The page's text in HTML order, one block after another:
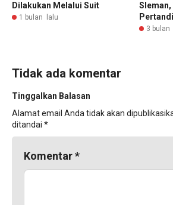
Dilakukan Melalui Suit
1 bulan lalu
3 bulan
Tidak ada komentar
Tinggalkan Balasan
Alamat email Anda tidak akan
ditandai *
Komentar*